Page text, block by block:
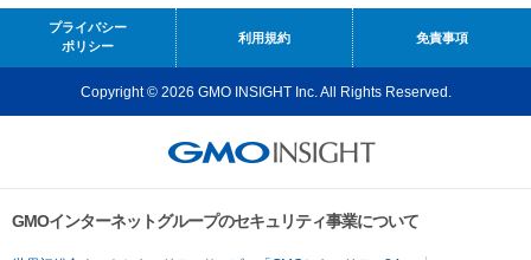
プライバシー
ポリシー
利用規約 免責事項
Copyright © 2026 GMO INSIGHT Inc. All Rights Reserved.
GMOインターネットグループのセキュリティ事業について